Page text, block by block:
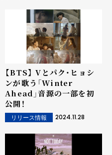
【BTS】 Vとパク・ヒョシ
ンが歌う「Winter
Ahead」音源の一部を初
公開！
リリース情報 2024.11.28